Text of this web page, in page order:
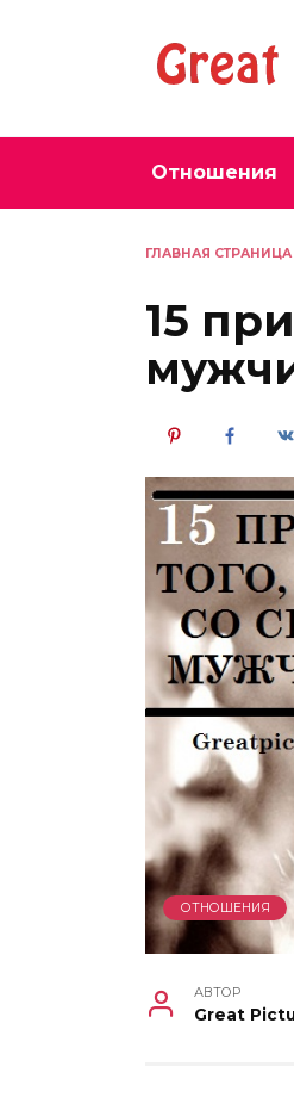
Отношения
ГЛАВНАЯ СТРАНИЦА
15
ОТНОШЕНИЯ
АВТОР
Great